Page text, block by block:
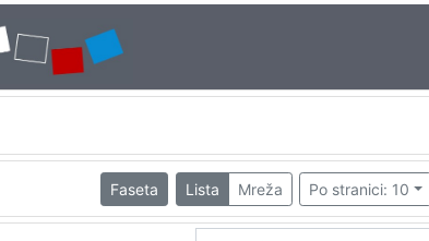
Faseta Lista Mreža Po stranici: 10